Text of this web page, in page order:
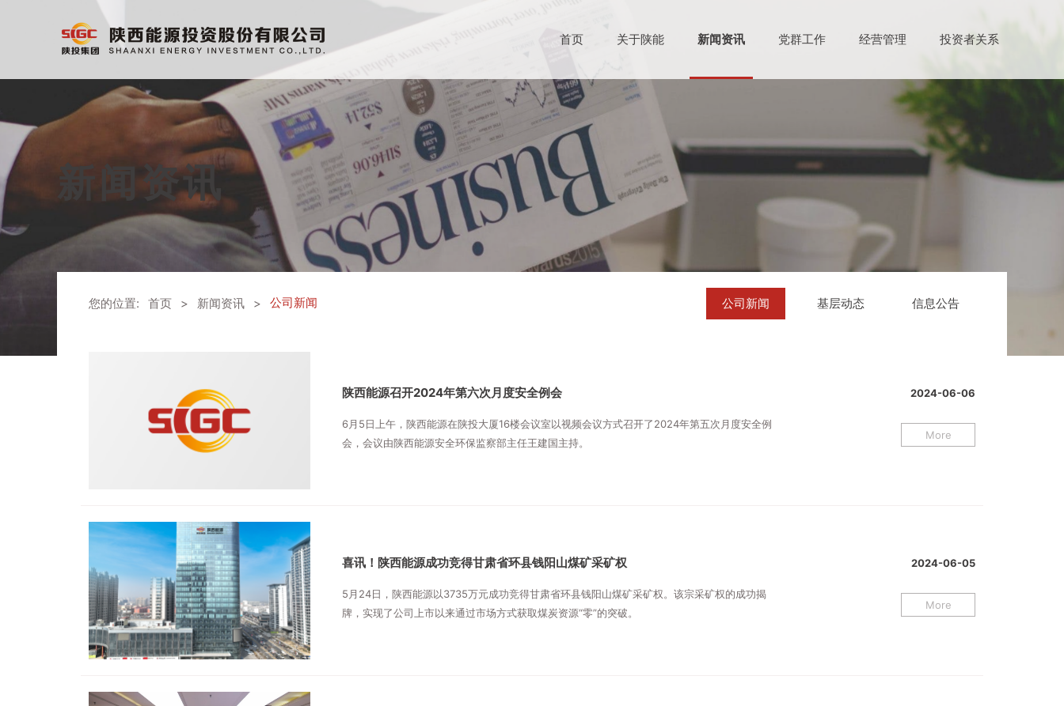
首页 关于陕能 新闻资讯 党群工作 经营管理 投资者关系
新闻资讯
您的位置: 首页 > 新闻资讯 > 公司新闻 公司新闻 基层动态 信息公告
陕西能源召开2024年第六次月度安全例会
6月5日上午，陕西能源在陕投大厦16楼会议室以视频会议方式召开了2024年第五次月度安全例
会，会议由陕西能源安全环保监察部主任王建国主持。
2024-06-06
More
喜讯！陕西能源成功竞得甘肃省环县钱阳山煤矿采矿权
5月24日，陕西能源以3735万元成功竞得甘肃省环县钱阳山煤矿采矿权。该宗采矿权的成功揭
牌，实现了公司上市以来通过市场方式获取煤炭资源“零”的突破。
2024-06-05
More